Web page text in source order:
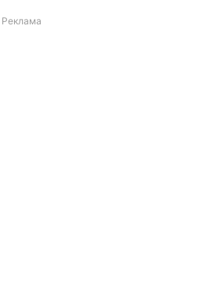
Реклама